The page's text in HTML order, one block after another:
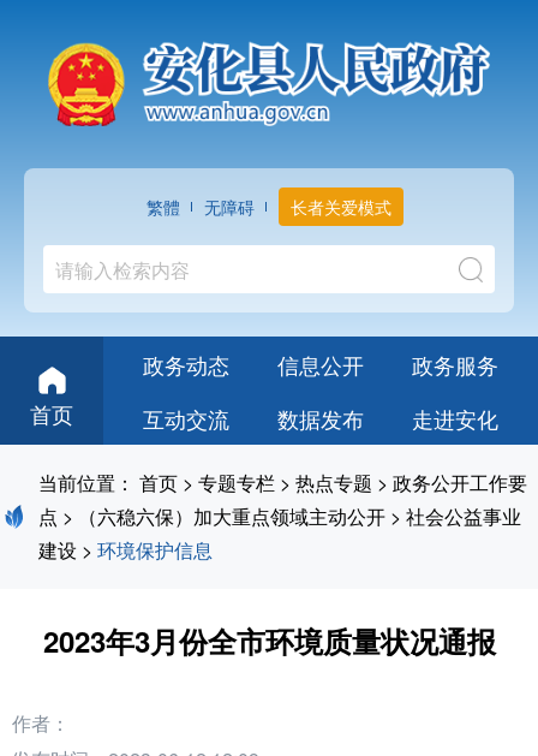
繁體 无障碍 长者关爱模式
首页
政务动态 信息公开
政务服务
互动交流
数据发布 走进安化
当前位置： 首页 > 专题专栏 > 热点专题 > 政务公开工作要
点 > （六稳六保）加大重点领域主动公开 > 社会公益事业
建设 > 环境保护信息
2023年3月份全市环境质量状况通报
作者：